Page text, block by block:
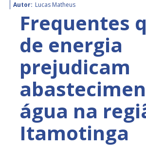
Autor: Lucas Matheus
Frequentes
de energia
prejudicam
água na
Itamotinga